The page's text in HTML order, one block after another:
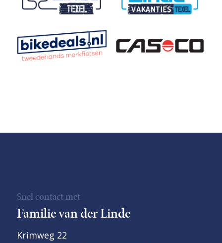
Snel contact met
Familie van der Linde
Krimweg 22